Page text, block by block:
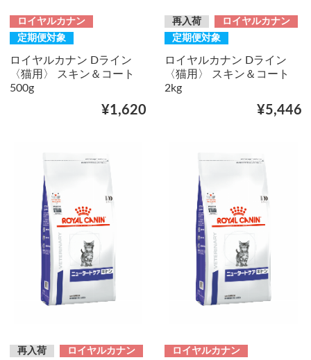
ロイヤルカナン
定期便対象
ロイヤルカナン Dライン
〈猫用〉 スキン＆コート
500g
¥1,620
再入荷
ロイヤルカナン
定期便対象
ロイヤルカナン Dライン
〈猫用〉 スキン＆コート
2kg
¥5,446
再入荷
ロイヤルカナン
ロイヤルカナン